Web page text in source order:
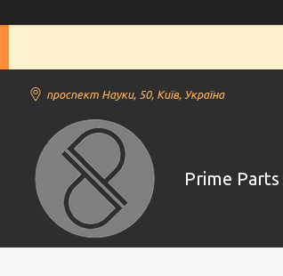
проспект Науки, 50, Київ, Україна
Prime Parts